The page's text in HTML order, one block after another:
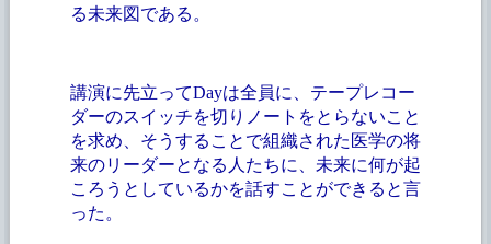
る未来図である。
講演に先立ってDayは全員に、テープレコー
ダーのスイッチを切りノートをとらないこと
を求め、そうすることで組織された医学の将
来のリーダーとなる人たちに、未来に何が起
ころうとしているかを話すことができると言
った。